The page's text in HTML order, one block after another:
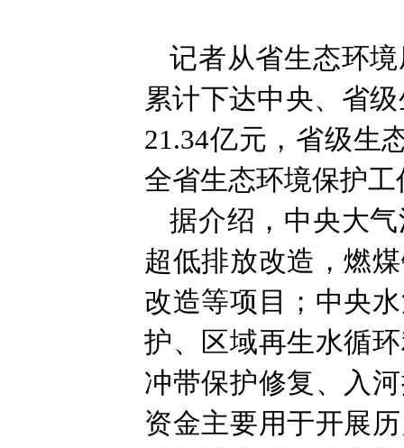
记者从省生态环
累计下达中央、省
21.34亿元，省级生
全省生态环境保护
据介绍，中央大
超低排放改造，燃
改造等项目；中央
护、区域再生水循
冲带保护修复、入
资金主要用于开展